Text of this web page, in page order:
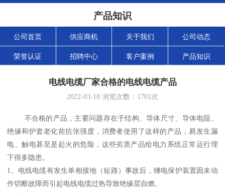
产品知识
公司首页 供应商机 关于我们 公司动态
荣誉认证 招聘中心 客户案例 产品知识
电线电缆厂家合格的电线电缆产品
2022-03-18 浏览次数： 1701次
不合格的产品，主要问题存在于结构、导体尺寸、导体电阻、
绝缘和护套老化前抗张强度，消费者使用了这样的产品，易发生漏
电、触电甚至是起火的危险，这些劣质产品给电力系统正常运行埋
下很多隐患。
1、电线电缆有发生单相接地（短路）事故后，继电保护装置因未动
作切断故障而引起电线电缆过热导致绝缘层自燃。